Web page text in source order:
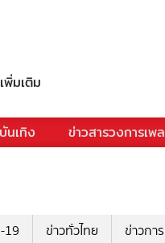
เพิ่มเติม
นเทิง ข่าวสารวงการเพ
19 ข่าวทั่วไทย ข่าวกา